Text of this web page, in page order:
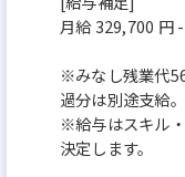
月給 329,700 円 -
※みなし残業代
過分は別途支給。
※給与はスキル
決定します。